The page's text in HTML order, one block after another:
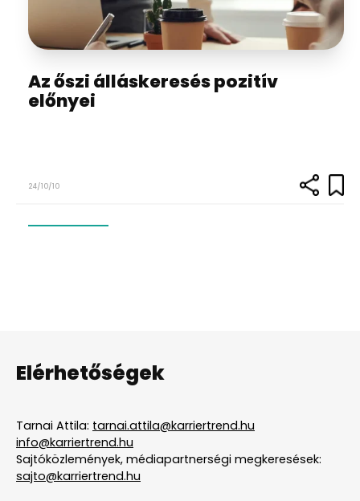
Az őszi álláskeresés pozitív
előnyei
24/10/10
Elérhetőségek
Tarnai Attila: tarnai.attila@karriertrend.hu
info@karriertrend.hu
Sajtóközlemények, médiapartnerségi megkeresések:
sajto@karriertrend.hu